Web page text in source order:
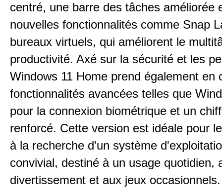
centré, une barre des tâches améliorée
nouvelles fonctionnalités comme Snap
bureaux virtuels, qui améliorent le
productivité. Axé sur la sécurité et les
Windows 11 Home prend également en
fonctionnalités avancées telles que
pour la connexion biométrique et un
renforcé. Cette version est idéale pour
à la recherche d'un système
convivial, destiné à un usage quotidien,
divertissement et aux jeux occasionnels.